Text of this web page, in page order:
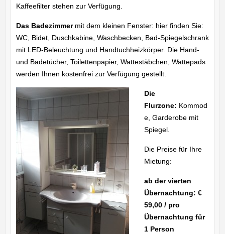
Kaffeefilter stehen zur Verfügung.
Das Badezimmermit dem kleinen Fenster: hier finden Sie:
WC, Bidet, Duschkabine, Waschbecken, Bad-Spiegelschrank
mit LED-Beleuchtung und Handtuchheizkörper. Die Hand-
und Badetücher, Toilettenpapier, Wattestäbchen, Wattepads
werden Ihnen kostenfrei zur Verfügung gestellt.
Die
Flurzone: Kommod
e, Garderobe mit
Spiegel.
Die Preise für Ihre
Mietung:
ab der vierten
Übernachtung: €
59,00 / pro
Übernachtung für
1 Person